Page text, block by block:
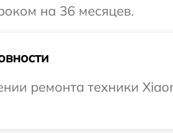
на 36 месяцев.
ремонта техники